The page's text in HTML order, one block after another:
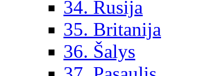
34. Rusija
35. Britanija
36. Šalys